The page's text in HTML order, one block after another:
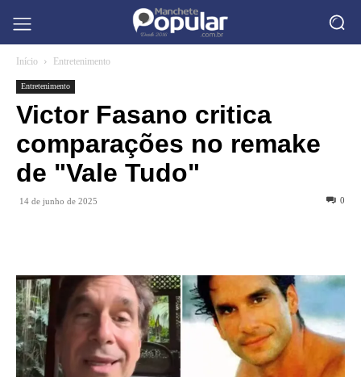
Início Entretenimento
Entretenimento
Victor Fasano critica
comparações no remake
de "Vale Tudo"
14 de junho de 2025 0